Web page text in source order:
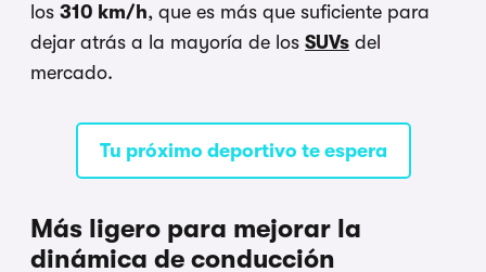
los 310 km/h, que es más que suficiente para
dejar atrás a la mayoría de los SUVs del
mercado.
Tu próximo deportivo te espera
Más ligero para mejorar la
dinámica de conducción